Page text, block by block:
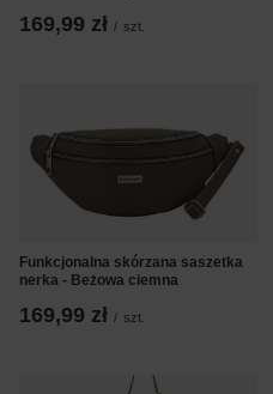
169,99 zł / szt.
Funkcjonalna skórzana saszetka
nerka - Beżowa ciemna
169,99 zł / szt.